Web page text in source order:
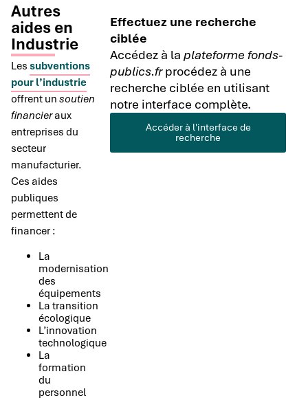
Autres
aides en
Industrie
Les subventions
pour l’industrie
offrent un soutien
financieraux
entreprises du
secteur
manufacturier.
Ces aides
publiques
permettent de
financer :
La
modernisation
des
équipements
La transition
écologique
L’innovation
technologique
La
formation
du
personnel
Effectuez une recherche
ciblée
Accédez à laplateforme fonds-
publics.frprocédez à une
recherche ciblée en utilisant
notre interface complète.
Accéder à l'interface de
recherche